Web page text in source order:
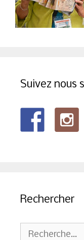
Suivez nous
Rechercher
Rechercher :